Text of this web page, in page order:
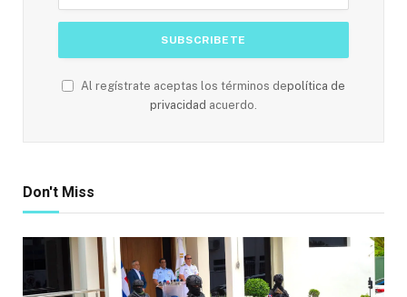
Al regístrate aceptas los términos depolítica de
privacidad acuerdo.
Don't Miss